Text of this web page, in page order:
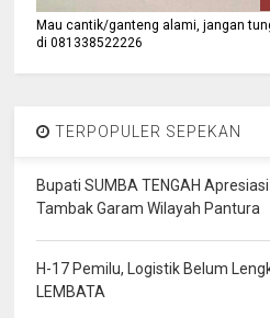
Mau cantik/ganteng alami, jangan
di 081338522226
TERPOPULER SEPEKAN
Bupati SUMBA TENGAH
Tambak Garam Wilayah Pantura
H-17 Pemilu, Logistik Belum
LEMBATA